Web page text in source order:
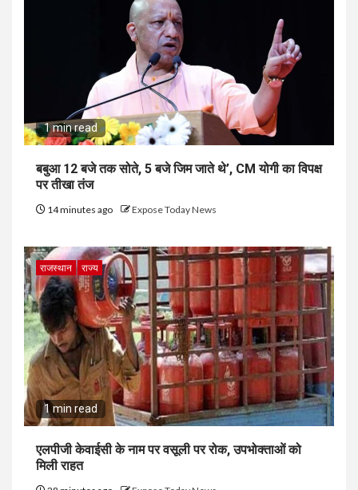
1 min read
बबुआ 12 बजे तक सोते, 5 बजे जिम जाते थे’, CM योगी का विपक्ष
पर तीखा तंज
14 minutes ago Expose Today News
राजस्थान राज्य
1 min read
एलपीजी केवाईसी के नाम पर वसूली पर रोक, उपभोक्ताओं को
मिली राहत